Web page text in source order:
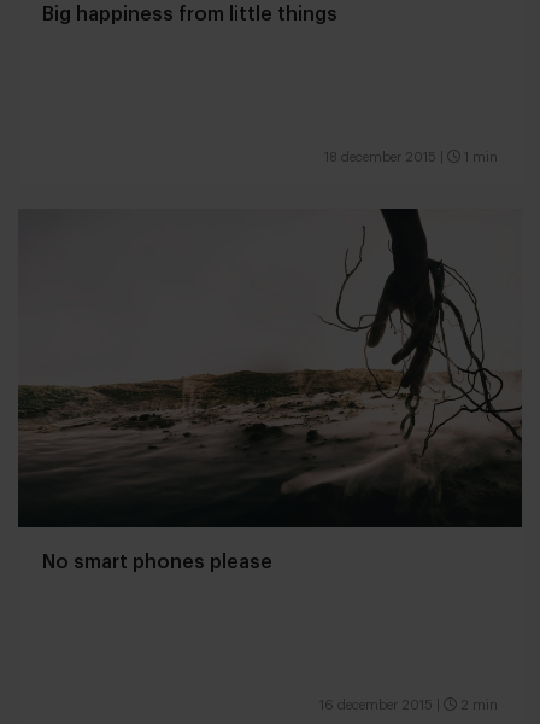
Big happiness from little things
18 december 2015 1 min
No smart phones please
16 december 2015 2 min